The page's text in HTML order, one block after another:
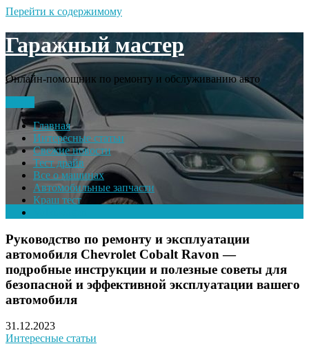
Перейти к содержимому
Гаражный мастер
Онлайн-помощник по ремонту и обслуживанию авто
Главная
Интересные статьи
Свежие новости
Тест драйв
Все о машинах
Автомобильные запчасти
Краш тест
Руководство по ремонту и эксплуатации
автомобиля Chevrolet Cobalt Ravon —
подробные инструкции и полезные советы для
безопасной и эффективной эксплуатации вашего
автомобиля
31.12.2023
Интересные статьи